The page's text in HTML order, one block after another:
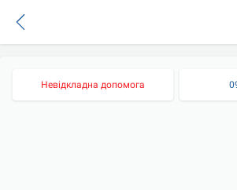
Невідкладна допомога